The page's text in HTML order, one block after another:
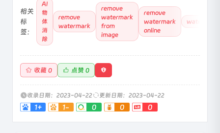
相关
标
签：
AI
物
体
消
除
remove
watermark
remove
watermark
from
image
remove
watermark
online
watermark
收藏 0 点赞 0
收录日期：2023-04-22 更新日期：2023-04-22
1+ 1- 0 0 0